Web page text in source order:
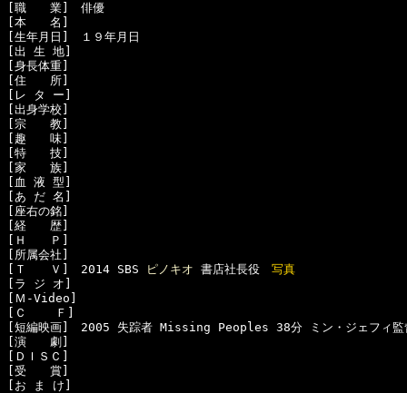
[職　　業]　俳優
[本　　名]
[生年月日]　１９年月日
[出 生 地]
[身長体重]
[住　　所]
[レ タ ー]
[出身学校]
[宗　　教]
[趣　　味]
[特　　技]
[家　　族]
[血 液 型]
[あ だ 名]
[座右の銘]
[経　　歴]
[Ｈ　　Ｐ]
[所属会社]
[Ｔ　　Ｖ]　2014 SBS
ピノキオ 書店社長役 写真
[ラ ジ オ]
[Ｍ-Video]
[Ｃ    Ｆ]
[短編映画]　2005 失踪者 Missing Peoples 38分 ミン・ジェフィ監
[演　　劇]
[ＤＩＳＣ]
[受　　賞]
[お ま け]